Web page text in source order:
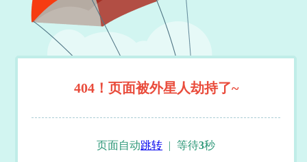
404！页面被外星人劫持了~
页面自动跳转 | 等待3秒